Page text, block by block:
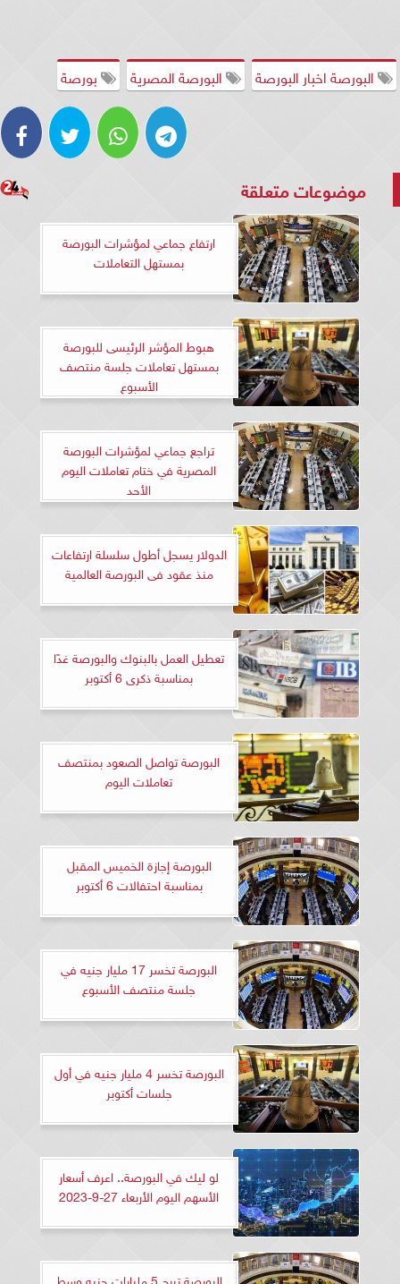
البورصة اخبار البورصة البورصة المصرية بورصة
موضوعات متعلقة
ارتفاع جماعي لمؤشرات البورصة
بمستهل التعاملات
هبوط المؤشر الرئيسى للبورصة
بمستهل تعاملات جلسة منتصف
الأسبوع
تراجع جماعي لمؤشرات البورصة
المصرية في ختام تعاملات اليوم
الأحد
الدولار يسجل أطول سلسلة ارتفاعات
منذ عقود فى البورصة العالمية
تعطيل العمل بالبنوك والبورصة غدًا
بمناسبة ذكرى 6 أكتوبر
البورصة تواصل الصعود بمنتصف
تعاملات اليوم
البورصة إجازة الخميس المقبل
بمناسبة احتفالات 6 أكتوبر
البورصة تخسر 17 مليار جنيه في
جلسة منتصف الأسبوع
البورصة تخسر 4 مليار جنيه في أول
جلسات أكتوبر
لو ليك في البورصة.. اعرف أسعار
الأسهم اليوم الأربعاء 27-9-2023
البورصة تربح 5 مليارات جنيه وسط